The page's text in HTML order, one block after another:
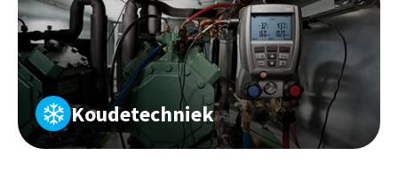
Koudetechniek